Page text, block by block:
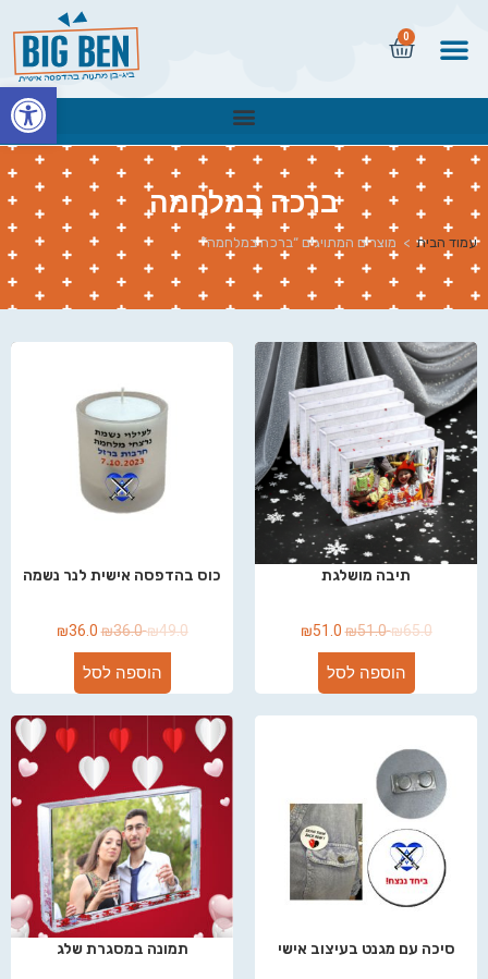
0
ברכה במלחמה
עמוד הבית > מוצרים המתויגים “ברכה במלחמה”
תיבה מושלגת
₪65.0
₪51.0
₪51.0
הוספה לסל
כוס בהדפסה אישית לנר נשמה
₪49.0
₪36.0
₪36.0
הוספה לסל
סיכה עם מגנט בעיצוב אישי תמונה במסגרת שלג